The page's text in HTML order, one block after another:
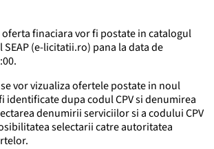
finaciara vor fi postate in catalogul
(e-licitatii.ro) pana la data de
vor vizualiza ofertele postate in noul
identificate dupa codul CPV si denumirea
denumirii serviciilor si a codului CPV
selectarii catre autoritatea